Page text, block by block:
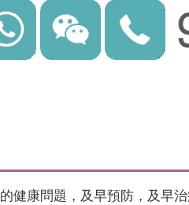
健康問題，及早預防，及早